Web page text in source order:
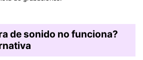
de sonido no funciona?